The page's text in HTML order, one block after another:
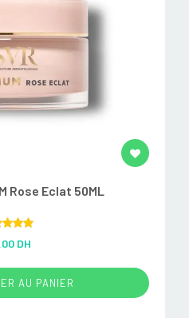
Rose Eclat 50ML
of 5
DH
AU PANIER